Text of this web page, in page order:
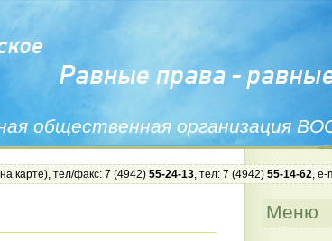
общественная организация
на карте), тел/факс: 7 (4942) 55-24-13, тел: 7 (4942) 55-14-62, e-
Меню